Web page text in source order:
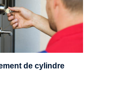
un cylindre
à 5 leviers ou à 3
T-Lock ou encore
de cylindre